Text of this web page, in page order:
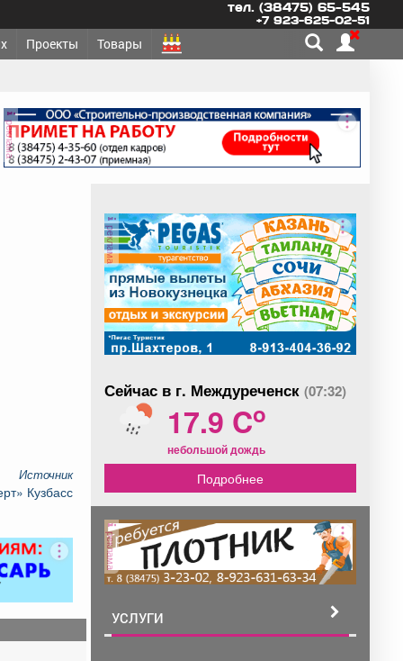
тел. (38475) 65-545
+7 923-625-02-51
Проекты Товары
реклама
Источник
Кузбасс
реклама
Сейчас в г. Междуреченск (07:32)
17.9 Co
небольшой дождь
Подробнее
реклама
УСЛУГИ